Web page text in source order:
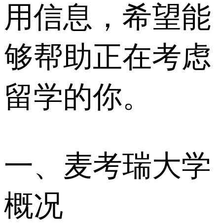
用信息，希望能
够帮助正在考虑
留学的你。
一、麦考瑞大学
概况